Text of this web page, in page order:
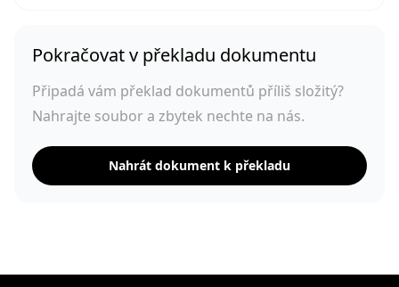
Pokračovat v překladu dokumentu
Připadá vám překlad dokumentů příliš složitý?
Nahrajte soubor a zbytek nechte na nás.
Nahrát dokument k překladu